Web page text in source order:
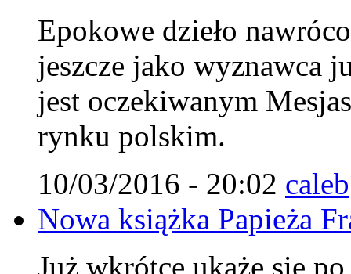
Epokowe dzieło
jeszcze jako wyznawca
jest oczekiwanym
rynku polskim.
10/03/2016 - 20:02 caleb
Nowa książka Papieża
Już wkrótce ukaże się